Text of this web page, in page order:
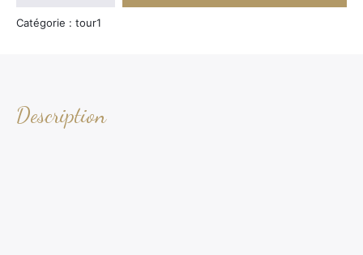
2026_FSGT_Dimanche_tour1_058
Catégorie : tour1
Description